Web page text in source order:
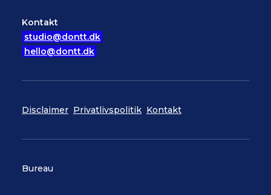
Kontakt
studio@dontt.dk
hello@dontt.dk
Disclaimer Privatlivspolitik Kontakt
Bureau